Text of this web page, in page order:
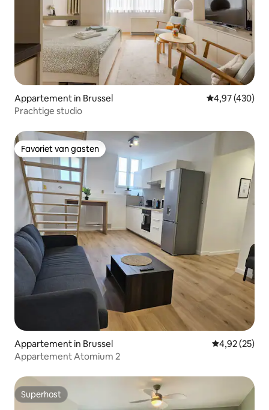
Appartement in Brussel Gemiddelde
4,97 (430)
Prachtige studio
Favoriet van gasten
Favoriet van gasten
Appartement in Brussel Gemiddelde
4,92 (25)
Appartement Atomium 2
Superhost
Superhost